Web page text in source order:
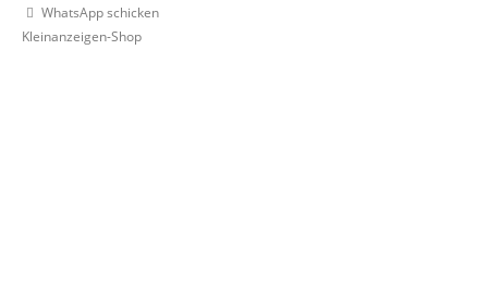
WhatsApp schicken
Kleinanzeigen-Shop